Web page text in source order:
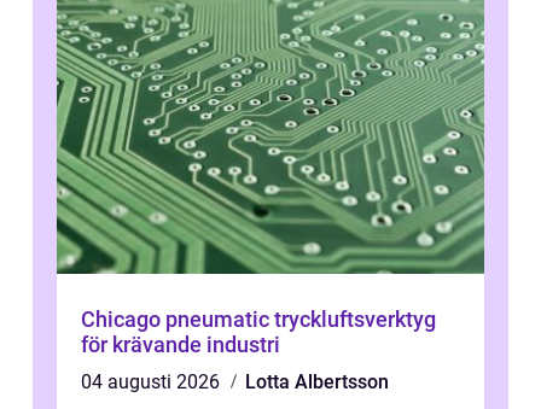
Chicago pneumatic tryckluftsverktyg
för krävande industri
04 augusti 2026
Lotta Albertsson